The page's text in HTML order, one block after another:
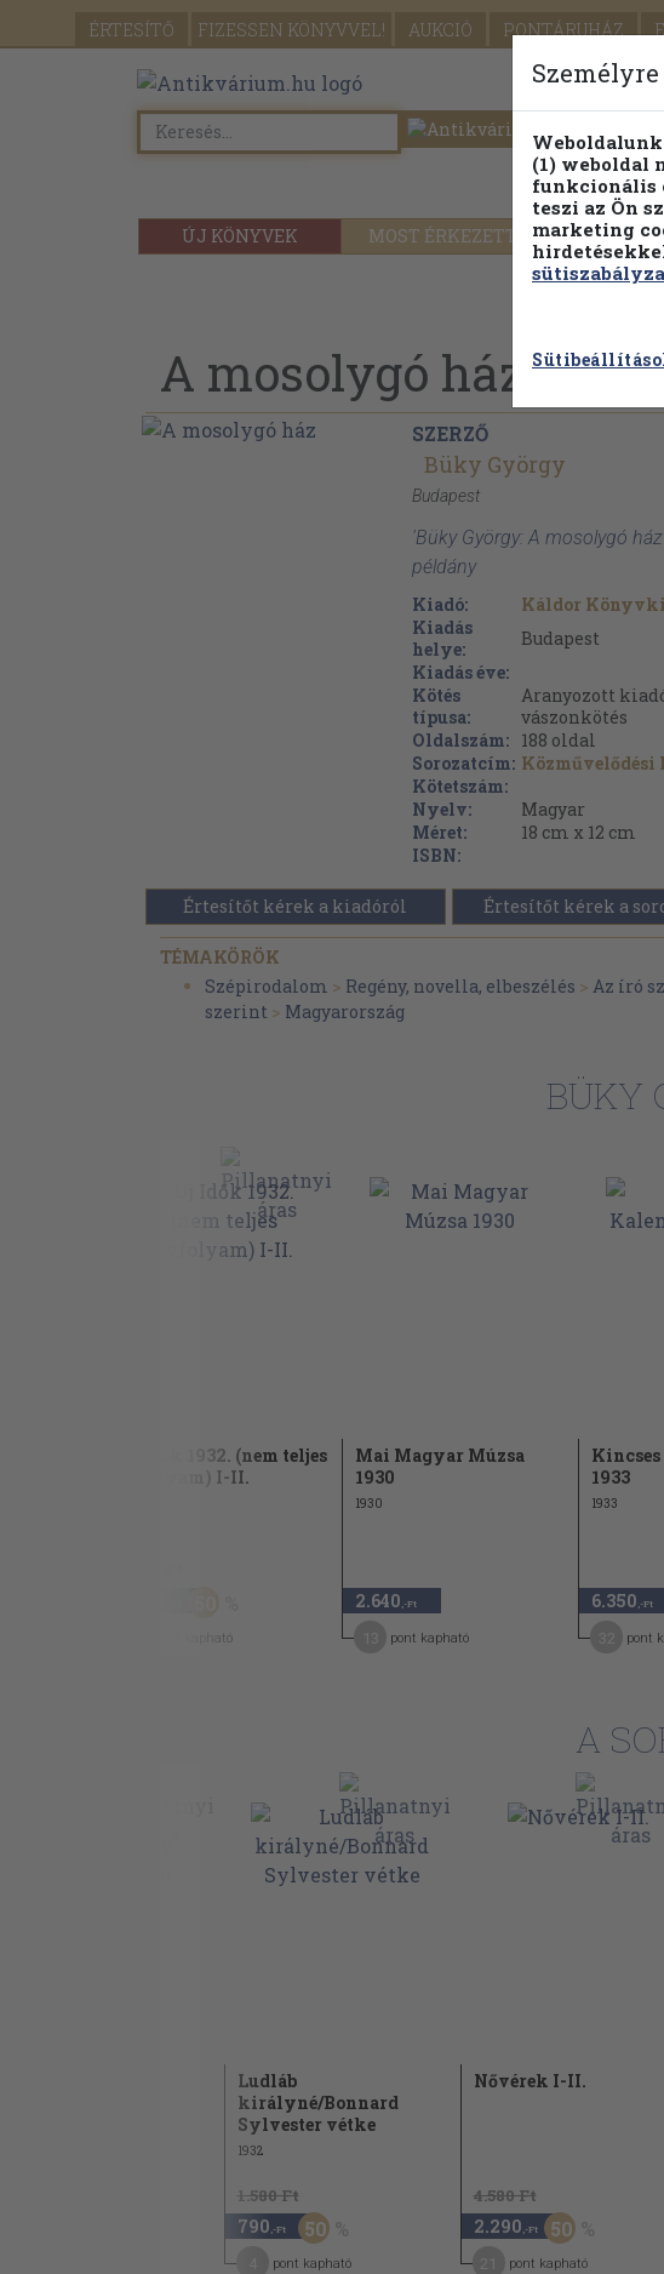
ÉRTESÍTŐ FIZESSEN KÖNYVVEL! AUKCIÓ PONTÁRUHÁZ
ÚJ KÖNYVEK MOST ÉRKEZETT
A mosolygó ház
SZERZŐ
Büky György
Budapest
'Büky György: A mosolygó
példány
Kiadó:
Káldor
Kiadás
helye:
Budapest
Kiadás éve:
Kötés
típusa:
Aranyozott
vászonkötés
Oldalszám: 188 oldal
Sorozatcím: Közművelődési
Kötetszám:
Nyelv:
Magyar
Méret:
18 cm x 12 cm
ISBN:
Értesítőt kérek a kiadóról Értesítőt kérek a
TÉMAKÖRÖK
Szépirodalom > Regény, novella, elbeszélés > Az író
szerint > Magyarország
BÜKY
Uj Idők 1932. (nem teljes
évfolyam) I-II.
pont kapható
Mai Magyar Múzsa
1930
1930
2.640 ,-Ft
pont kapható
1933
1933
6.350 ,-Ft
pont
A
Ludláb
királyné/Bonnard
Sylvester vétke
1932
1.580 Ft
790 ,-Ft 50
pont kapható
Nővérek I-II.
4.580 Ft
2.290 ,-Ft 50
pont kapható
(1) weboldal
funkcionális
teszi az Ön
marketing